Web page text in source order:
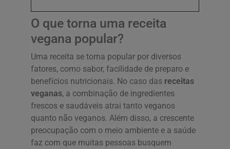
O que torna uma receita
vegana popular?
Uma receita se torna popular por diversos
fatores, como sabor, facilidade de preparo e
benefícios nutricionais. No caso das receitas
veganas, a combinação de ingredientes
frescos e saudáveis atrai tanto veganos
quanto não veganos. Além disso, a crescente
preocupação com o meio ambiente e a saúde
faz com que muitas pessoas busquem